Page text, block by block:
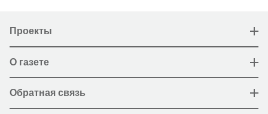
Проекты
О газете
Обратная связь